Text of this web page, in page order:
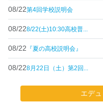
08/22第4回学校説明会
08/228/22(土)10:30高校普...
08/22 『夏の高校説明会』
08/228月22日（土）第2回...
エデ